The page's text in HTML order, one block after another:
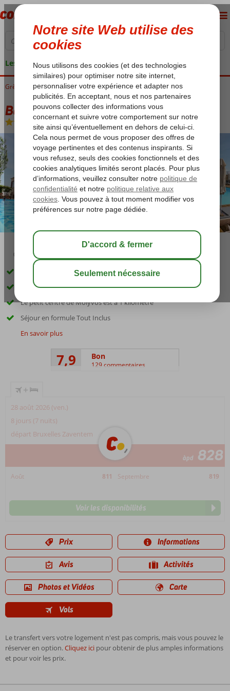
Les garanties de vacances
Grèce Lesbos Molyvos Belvedere Hotel Lesbos
Belvedere Hotel Lesbos
All Inclusive-Hôtel
03:15 sauver
à 300 mètres de la plage
WiFi gratuit dans les espaces communs
Le petit centre de Molyvos est à 1 kilomètre
Séjour en formule Tout Inclus
En savoir plus
7,9 Bon
129 commentaires
+
28 août 2026 (ven.)
8 jours (7 nuits)
départ Bruxelles Zaventem
àpd 828
Août 811 Septembre 819
Voir les disponibilités
Prix Informations
Avis Activités
Photos et Vidéos Carte
Vols
Le transfert vers votre logement n'est pas compris, mais vous pouvez le
réserver en option.Cliquez ici pour obtenir de plus amples informations
et pour voir les prix.